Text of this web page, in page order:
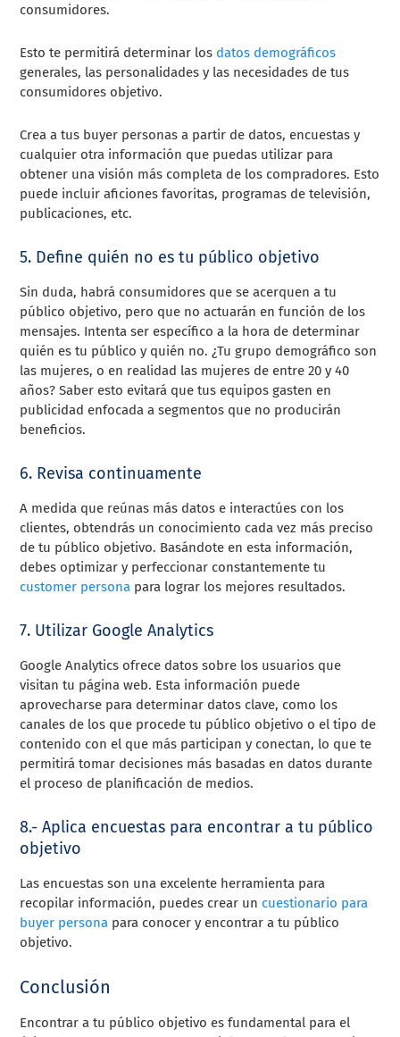
consumidores.
Esto te permitirá determinar los datos demográficos
generales, las personalidades y las necesidades de tus
consumidores objetivo.
Crea a tus buyer personas a partir de datos, encuestas y
cualquier otra información que puedas utilizar para
obtener una visión más completa de los compradores. Esto
puede incluir aficiones favoritas, programas de televisión,
publicaciones, etc.
5. Define quién no es tu público objetivo
Sin duda, habrá consumidores que se acerquen a tu
público objetivo, pero que no actuarán en función de los
mensajes. Intenta ser específico a la hora de determinar
quién es tu público y quién no. ¿Tu grupo demográfico son
las mujeres, o en realidad las mujeres de entre 20 y 40
años? Saber esto evitará que tus equipos gasten en
publicidad enfocada a segmentos que no producirán
beneficios.
6. Revisa continuamente
A medida que reúnas más datos e interactúes con los
clientes, obtendrás un conocimiento cada vez más preciso
de tu público objetivo. Basándote en esta información,
debes optimizar y perfeccionar constantemente tu
customer persona para lograr los mejores resultados.
7. Utilizar Google Analytics
Google Analytics ofrece datos sobre los usuarios que
visitan tu página web. Esta información puede
aprovecharse para determinar datos clave, como los
canales de los que procede tu público objetivo o el tipo de
contenido con el que más participan y conectan, lo que te
permitirá tomar decisiones más basadas en datos durante
el proceso de planificación de medios.
8.- Aplica encuestas para encontrar a tu público
objetivo
Las encuestas son una excelente herramienta para
recopilar información, puedes crear un cuestionario para
buyer persona para conocer y encontrar a tu público
objetivo.
Conclusión
Encontrar a tu público objetivo es fundamental para el